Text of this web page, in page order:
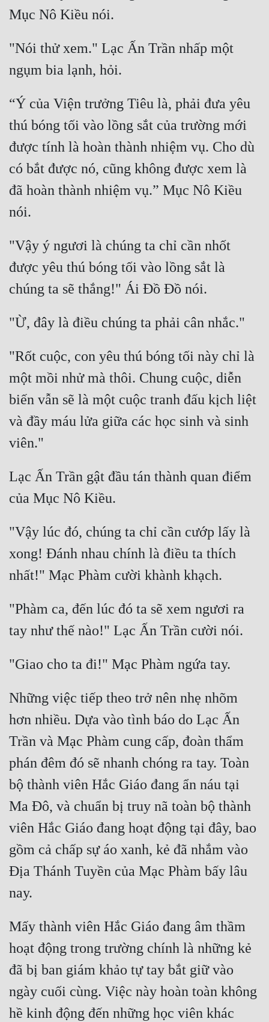
"Nói thử xem." Lạc Ấn Trần nhấp một
“Ý của Viện trưởng Tiêu là, phải đưa yêu
thú bóng tối vào lồng sắt của trường mới
được tính là hoàn thành nhiệm vụ. Cho dù
có bắt được nó, cũng không được xem là
đã hoàn thành nhiệm vụ.” Mục Nô Kiều
"Vậy ý ngươi là chúng ta chỉ cần nhốt
được yêu thú bóng tối vào lồng sắt là
"Rốt cuộc, con yêu thú bóng tối này chỉ là
một mồi nhử mà thôi. Chung cuộc, diễn
biến vẫn sẽ là một cuộc tranh đấu kịch liệt
và đầy máu lửa giữa các học sinh và sinh
Lạc Ấn Trần gật đầu tán thành quan điểm
"Vậy lúc đó, chúng ta chỉ cần cướp lấy là
xong! Đánh nhau chính là điều ta thích
"Phàm ca, đến lúc đó ta sẽ xem ngươi ra
Những việc tiếp theo trở nên nhẹ nhõm
hơn nhiều. Dựa vào tình báo do Lạc Ấn
Trần và Mạc Phàm cung cấp, đoàn thẩm
phán đêm đó sẽ nhanh chóng ra tay. Toàn
bộ thành viên Hắc Giáo đang ẩn náu tại
Ma Đô, và chuẩn bị truy nã toàn bộ thành
viên Hắc Giáo đang hoạt động tại đây, bao
gồm cả chấp sự áo xanh, kẻ đã nhắm vào
Địa Thánh Tuyền của Mạc Phàm bấy lâu
Mấy thành viên Hắc Giáo đang âm thầm
hoạt động trong trường chính là những kẻ
đã bị ban giám khảo tự tay bắt giữ vào
ngày cuối cùng. Việc này hoàn toàn không
hề kinh động đến những học viên khác